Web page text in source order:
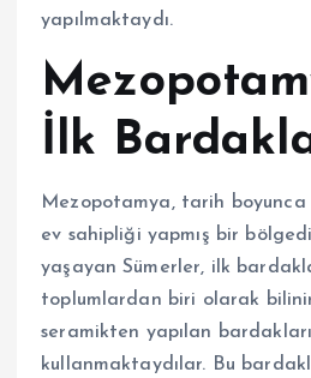
yapılmaktaydı.
İlk
Mezopotamya, tarih
ev sahipliği yapmış bir
yaşayan Sümerler, ilk
toplumlardan biri olarak
seramikten yapılan bardakları
kullanmaktaydılar. Bu